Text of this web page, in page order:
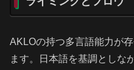
AKLOの持つ多言語能力が
ます。日本語を基調としな